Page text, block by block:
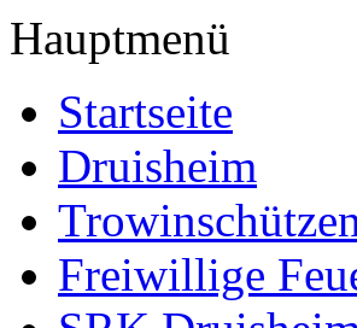
Hauptmenü
Startseite
Druisheim
Freiwillige